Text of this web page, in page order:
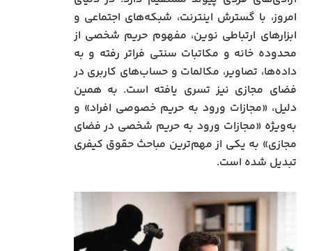
امروز، با گسترش اینترنت، شبکه‌های اجتماعی و
ابزارهای ارتباطی نوین، مفهوم حریم شخصی از
محدوده خانه و مکاتبات سنتی فراتر رفته و به
داده‌ها، تصاویر، مکالمات و حساب‌های کاربری در
فضای مجازی نیز تسری یافته است. به همین
دلیل، «مجازات ورود به حریم خصوصی افراد» و
به‌ویژه «مجازات ورود به حریم شخصی در فضای
مجازی» به یکی از مهم‌ترین مباحث حقوق کیفری
تبدیل شده است.